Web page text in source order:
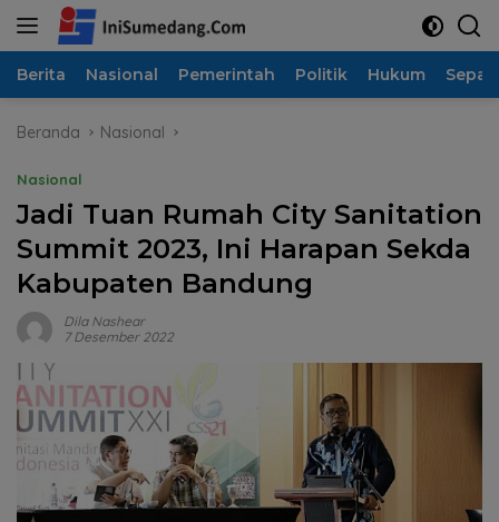
Langsung
Berita Nasional Pemerintah Politik Hukum
Beranda Nasional
Nasional
Jadi Tuan Rumah City Sanitation
Summit 2023, Ini Harapan Sekda
Kabupaten Bandung
Dila Nashear
7 Desember 2022